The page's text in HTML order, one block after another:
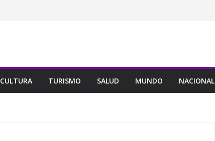
CULTURA TURISMO SALUD MUNDO NACIONAL